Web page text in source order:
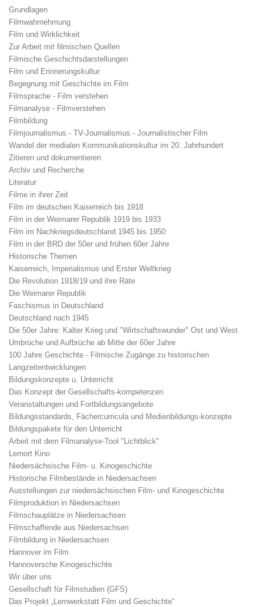
Grundlagen
Filmwahrnehmung
Film und Wirklichkeit
Zur Arbeit mit filmischen Quellen
Filmische Geschichtsdarstellungen
Film und Erinnerungskultur
Begegnung mit Geschichte im Film
Filmsprache - Film verstehen
Filmanalyse - Filmverstehen
Filmbildung
Filmjournalismus - TV-Journalismus - Journalistischer Film
Wandel der medialen Kommunikationskultur im 20. Jahrhundert
Zitieren und dokumentieren
Archiv und Recherche
Literatur
Filme in ihrer Zeit
Film im deutschen Kaiserreich bis 1918
Film in der Weimarer Republik 1919 bis 1933
Film im Nachkriegsdeutschland 1945 bis 1950
Film in der BRD der 50er und frühen 60er Jahre
Historische Themen
Kaiserreich, Imperialismus und Erster Weltkrieg
Die Revolution 1918/19 und ihre Räte
Die Weimarer Republik
Faschismus in Deutschland
Deutschland nach 1945
Die 50er Jahre: Kalter Krieg und "Wirtschaftswunder" Ost und West
Umbrüche und Aufbrüche ab Mitte der 60er Jahre
100 Jahre Geschichte - Filmische Zugänge zu historischen
Langzeitentwicklungen
Bildungskonzepte u. Unterricht
Das Konzept der Gesellschafts-kompetenzen
Veranstaltungen und Fortbildungsangebote
Bildungsstandards, Fächercurricula und Medienbildungs-konzepte
Bildungspakete für den Unterricht
Arbeit mit dem Filmanalyse-Tool "Lichtblick"
Lernort Kino
Niedersächsische Film- u. Kinogeschichte
Historische Filmbestände in Niedersachsen
Ausstellungen zur niedersächsischen Film- und Kinogeschichte
Filmproduktion in Niedersachsen
Filmschauplätze in Niedersachsen
Filmschaffende aus Niedersachsen
Filmbildung in Niedersachsen
Hannover im Film
Hannoversche Kinogeschichte
Wir über uns
Gesellschaft für Filmstudien (GFS)
Das Projekt „Lernwerkstatt Film und Geschichte“